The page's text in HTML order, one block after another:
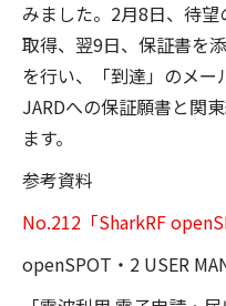
みました。2月8日、待
取得、翌9日、保証書を
を行い、「到達」のメ
JARDへの保証願書と関
ます。
参考資料
No.212「SharkRF
openSPOT・2 USER